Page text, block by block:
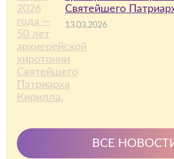
Святейшего
13.03.2026
ВСЕ